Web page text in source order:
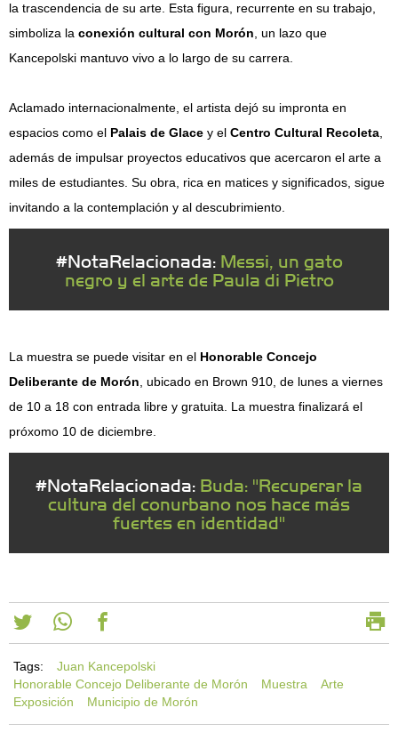
la trascendencia de su arte. Esta figura, recurrente en su trabajo,
simboliza la conexión cultural con Morón , un lazo que
Kancepolski mantuvo vivo a lo largo de su carrera.
Aclamado internacionalmente, el artista dejó su impronta en
espacios como el Palais de Glace y el Centro Cultural Recoleta
además de impulsar proyectos educativos que acercaron el arte a
miles de estudiantes. Su obra, rica en matices y significados, sigue
invitando a la contemplación y al descubrimiento.
#NotaRelacionada: Messi, un gato
negro y el arte de Paula di Pietro
La muestra se puede visitar en el Honorable Concejo
Deliberante de Morón , ubicado en Brown 910, de lunes a viernes
de 10 a 18 con entrada libre y gratuita. La muestra finalizará el
próxomo 10 de diciembre.
#NotaRelacionada: Buda: "Recuperar la
cultura del conurbano nos hace más
fuertes en identidad"
Tags:
Juan Kancepolski
Honorable Concejo Deliberante de Morón
Muestra
Arte
Exposición
Municipio de Morón